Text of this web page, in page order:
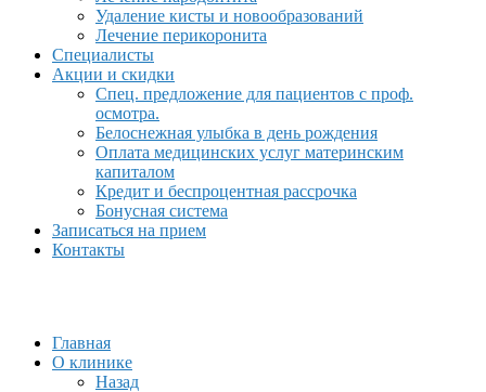
Удаление кисты и новообразований
Лечение перикоронита
Специалисты
Акции и скидки
Спец. предложение для пациентов с проф.
осмотра.
Белоснежная улыбка в день рождения
Оплата медицинских услуг материнским
капиталом
Кредит и беспроцентная рассрочка
Бонусная система
Записаться на прием
Контакты
Главная
О клинике
Назад